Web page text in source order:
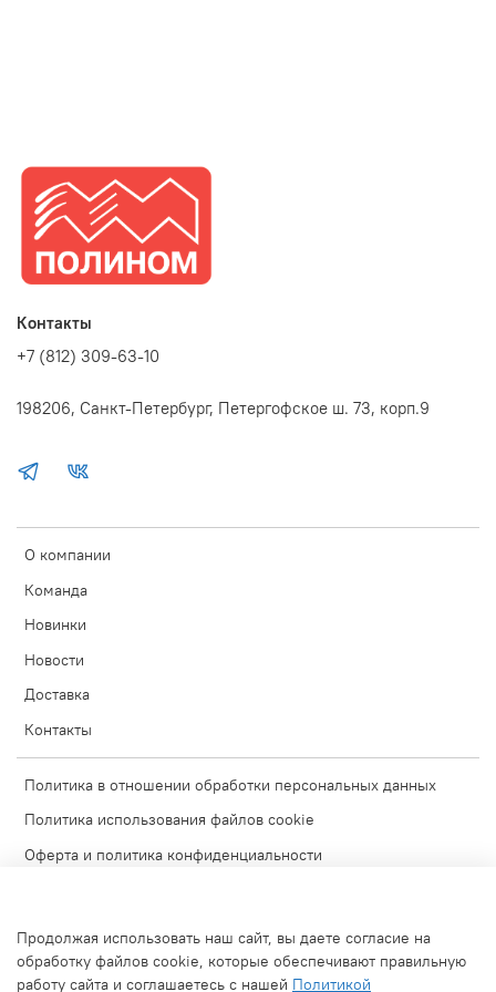
О компании
Команда
Новинки
Новости
Доставка
Контакты
Политика в отношении обработки персональных данных
Политика использования файлов cookie
Оферта и политика конфиденциальности
Блог
Контакты
+7 (812) 309-63-10
198206, Санкт-Петербург, Петергофское ш. 73, корп.9
Продолжая использовать наш сайт, вы даете согласие на
обработку файлов cookie, которые обеспечивают правильную
работу сайта и соглашаетесь с нашей Политикой